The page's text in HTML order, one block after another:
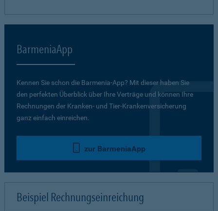
BarmeniaApp
Kennen Sie schon die Barmenia-App? Mit dieser haben Sie
den perfekten Überblick über Ihre Verträge und können Ihre
Rechnungen der Kranken- und Tier-Krankenversicherung
ganz einfach einreichen.
zur BarmeniaApp
Beispiel Rechnungseinreichung